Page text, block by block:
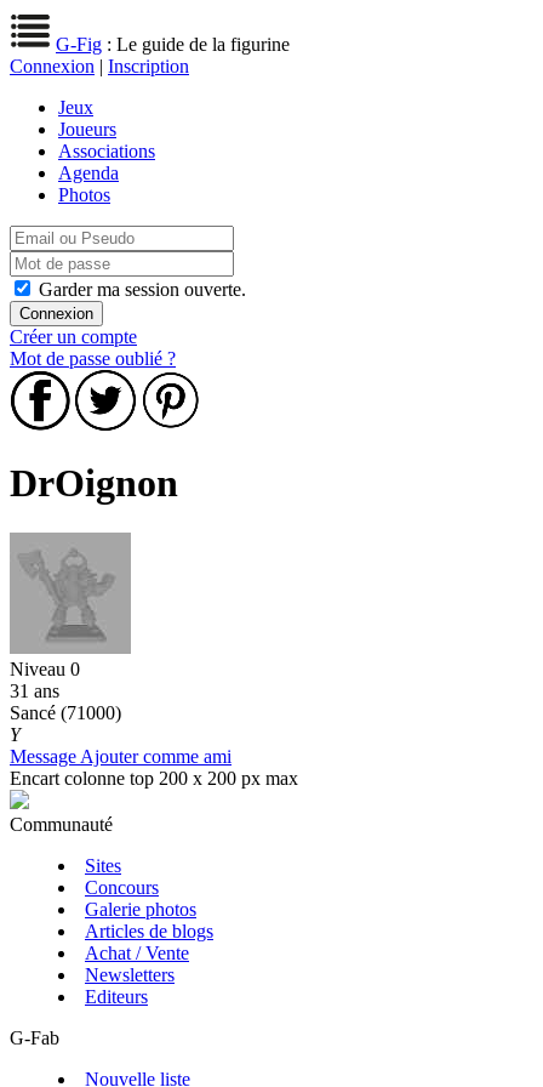
G-Fig : Le guide de la figurine
Connexion | Inscription
Jeux
Joueurs
Associations
Agenda
Photos
Garder ma session ouverte.
Créer un compte
Mot de passe oublié ?
DrOignon
Niveau 0
31 ans
Sancé (71000)
Y
Message Ajouter comme ami
Encart colonne top 200 x 200 px max
Communauté
Sites
Concours
Galerie photos
Articles de blogs
Achat / Vente
Newsletters
Editeurs
G-Fab
Nouvelle liste